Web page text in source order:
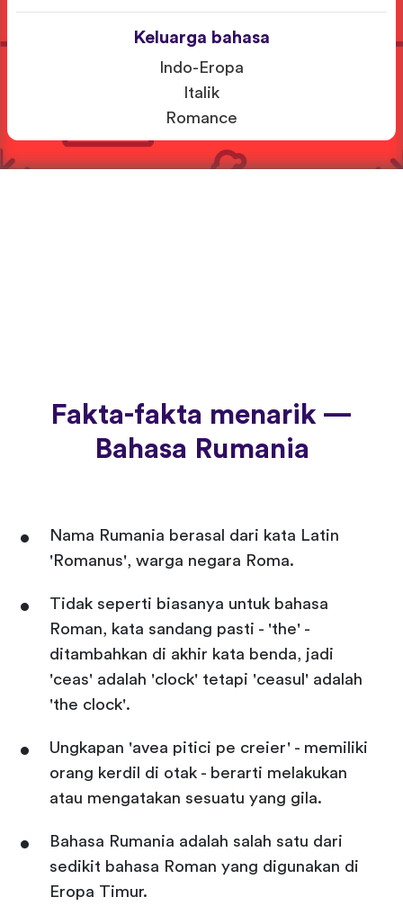
Keluarga bahasa
Indo-Eropa
Italik
Romance
Fakta-fakta menarik —
Bahasa Rumania
Nama Rumania berasal dari kata Latin
'Romanus', warga negara Roma.
Tidak seperti biasanya untuk bahasa
Roman, kata sandang pasti - 'the' -
ditambahkan di akhir kata benda, jadi
'ceas' adalah 'clock' tetapi 'ceasul' adalah
'the clock'.
Ungkapan 'avea pitici pe creier' - memiliki
orang kerdil di otak - berarti melakukan
atau mengatakan sesuatu yang gila.
Bahasa Rumania adalah salah satu dari
sedikit bahasa Roman yang digunakan di
Eropa Timur.